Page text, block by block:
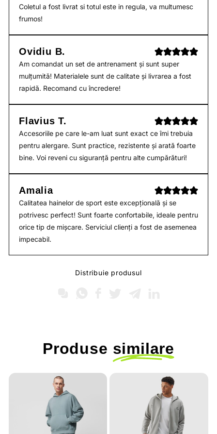
Coletul a fost livrat si totul este in regula, va multumesc
frumos!
Ovidiu B.
Am comandat un set de antrenament și sunt super
mulțumită! Materialele sunt de calitate și livrarea a fost
rapidă. Recomand cu încredere!
Flavius T.
Accesoriile pe care le-am luat sunt exact ce îmi trebuia
pentru alergare. Sunt practice, rezistente și arată foarte
bine. Voi reveni cu siguranță pentru alte cumpărături!
Amalia
Calitatea hainelor de sport este excepțională și se
potrivesc perfect! Sunt foarte confortabile, ideale pentru
orice tip de mișcare. Serviciul clienți a fost de asemenea
impecabil.
Distribuie produsul
Produse similare